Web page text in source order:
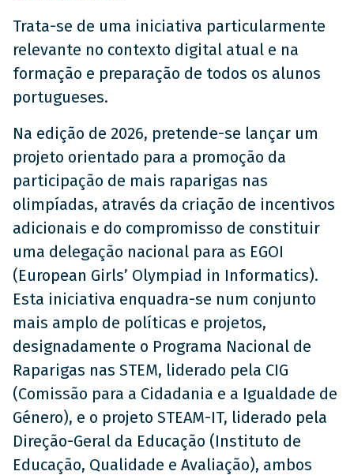
Trata-se de uma iniciativa particularmente
relevante no contexto digital atual e na
formação e preparação de todos os alunos
portugueses.
Na edição de 2026, pretende-se lançar um
projeto orientado para a promoção da
participação de mais raparigas nas
olimpíadas, através da criação de incentivos
adicionais e do compromisso de constituir
uma delegação nacional para as EGOI
(European Girls’ Olympiad in Informatics).
Esta iniciativa enquadra-se num conjunto
mais amplo de políticas e projetos,
designadamente o Programa Nacional de
Raparigas nas STEM, liderado pela CIG
(Comissão para a Cidadania e a Igualdade de
Género), e o projeto STEAM-IT, liderado pela
Direção-Geral da Educação (Instituto de
Educação, Qualidade e Avaliação), ambos